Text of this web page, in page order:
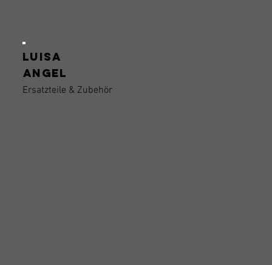
Luisa
angel
Ersatzteile & Zubehör